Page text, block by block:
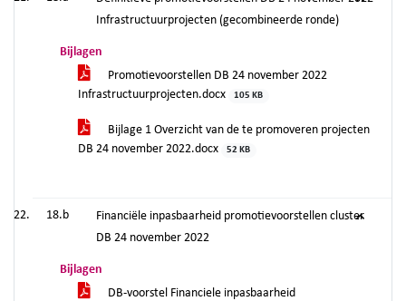
Infrastructuurprojecten (gecombineerde ronde)
Bijlagen
Promotievoorstellen DB 24 november 2022
Infrastructuurprojecten.docx
105 KB
Bijlage 1 Overzicht van de te promoveren projecten
DB 24 november 2022.docx
52 KB
18.b
Financiële inpasbaarheid promotievoorstellen cluster
DB 24 november 2022
Bijlagen
DB-voorstel Financiele inpasbaarheid